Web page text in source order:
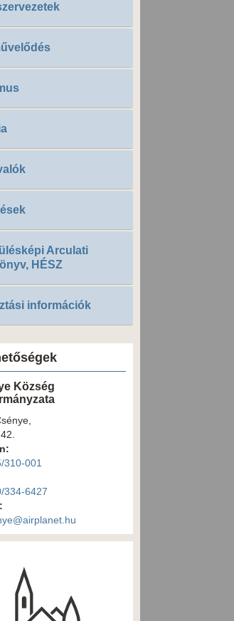
Arculati
HÉSZ
információk
Község
310-001
334-6427